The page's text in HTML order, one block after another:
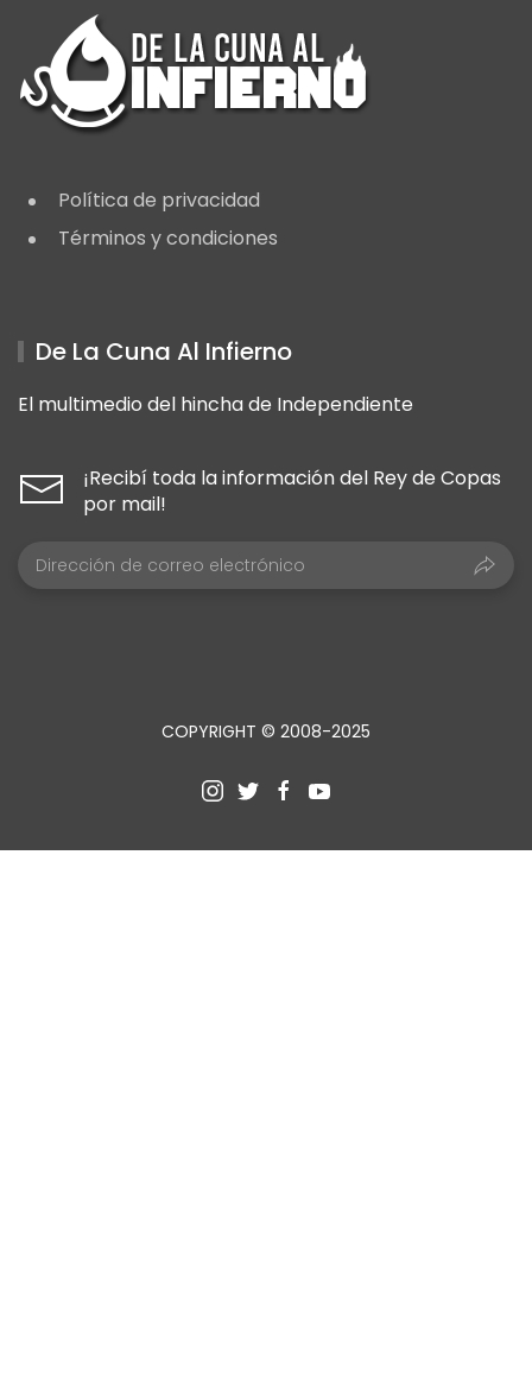
Política de privacidad
Términos y condiciones
De La Cuna Al Infierno
El multimedio del hincha de Independiente
¡Recibí toda la información del Rey de Copas
por mail!
COPYRIGHT © 2008-2025